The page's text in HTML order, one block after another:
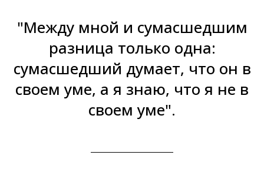
"Между мной и сумасшедшим
разница только одна:
сумасшедший думает, что он в
своем уме, а я знаю, что я не в
своем уме".